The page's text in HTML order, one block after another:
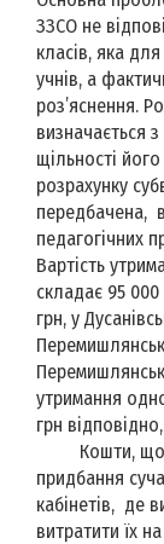
ЗЗСО не
класів, яка
учнів, а
роз’яснення.
визначається
щільності
розрахунку
передбачена,
педагогічних
Вартість
складає 95
грн, у
утримання
грн
Кошти, що
придбання
кабінетів, де
витратити їх